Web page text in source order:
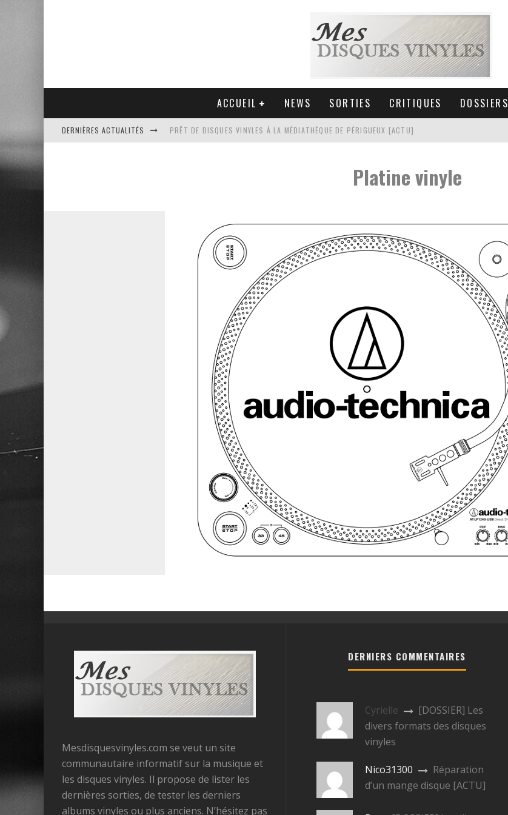
ACCUEIL NEWS SORTIES CRITIQUES DOSSIERS
DERNIÈRES ACTUALITÉS PRÊT DE DISQUES VINYLES À LA MÉDIATHÈQUE DE PÉRIGUEUX [ACTU]
VENTE AUX ENCHÈRES D'UNE COLLECTION DE 6000 VINYLESPlatine vinyle
Mesdisquesvinyles.com se veut un site
communautaire informatif sur la musique et
les disques vinyles. Il propose de lister les
dernières sorties, de tester les derniers
albums vinyles ou plus anciens. N’hésitez pas
DERNIERS COMMENTAIRES
Cyrielle
[DOSSIER] Les
divers formats des disques
vinyles
Nico31300
Réparation
d’un mange disque [ACTU]